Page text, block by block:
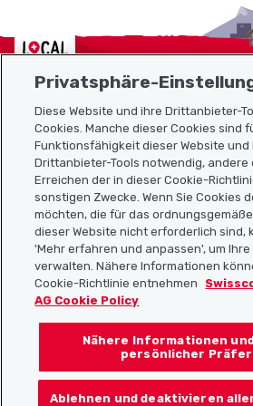
Localcities
Sitemap
Nützliche Links
Localcities App herunterladen
Folgt uns auf:
Privatsphäre-
Diese Website und ihre Drittanbieter-
Cookies. Manche dieser Cookies sind
Funktionsfähigkeit dieser Website und
Drittanbieter-Tools notwendig, andere
Erreichen der in dieser Cookie-
sonstigen Zwecke. Wenn Sie Cookies
möchten, die für das
dieser Website nicht erforderlich sind,
'Mehr erfahren und anpassen', um
verwalten. Nähere Informationen
Cookie-Richtlinie entnehmen
AG Cookie Policy
Nähere Informationen
persönlicher
Ablehnen und deaktivieren